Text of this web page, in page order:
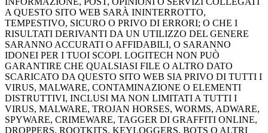
A QUESTO SITO WEB SARÀ ININTERROTTO,
TEMPESTIVO, SICURO O PRIVO DI ERRORI; O CHE I
RISULTATI DERIVANTI DA UN UTILIZZO DEL GENERE
SARANNO ACCURATI O AFFIDABILI, O SARANNO
IDONEI PER I TUOI SCOPI. LOGITECH NON PUÒ
GARANTIRE CHE QUALSIASI FILE O ALTRO DATO
SCARICATO DA QUESTO SITO WEB SIA PRIVO DI TUTTI I
VIRUS, MALWARE, CONTAMINAZIONE O ELEMENTI
DISTRUTTIVI, INCLUSI MA NON LIMITATI A TUTTI I
VIRUS, MALWARE, TROJAN HORSES, WORMS, ADWARE,
SPYWARE, CRIMEWARE, TAGGER DI GRAFFITI ONLINE,
DROPPERS, ROOTKITS, KEYLOGGERS, BOTS O ALTRI